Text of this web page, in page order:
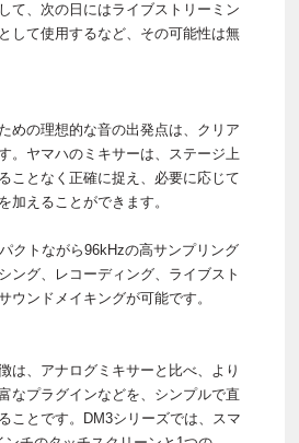
て、次の日にはライブストリーミン
して使用するなど、その可能性は無
めの理想的な音の出発点は、クリア
。ヤマハのミキサーは、ステージ上
ことなく正確に捉え、必要に応じて
加えることができます。
クトながら96kHzの高サンプリング
ング、レコーディング、ライブスト
ウンドメイキングが可能です。
は、アナログミキサーと比べ、より
なプラグインなどを、シンプルで直
ことです。DM3シリーズでは、スマ